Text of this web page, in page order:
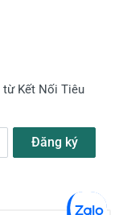
từ Kết Nối Tiêu
Đăng ký